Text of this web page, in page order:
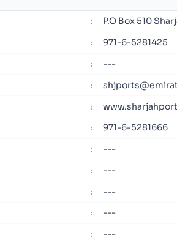
: P.O Box 510
: 971-6-5281425
: ---
:
:
: 971-6-5281666
: ---
: ---
: ---
: ---
: ---